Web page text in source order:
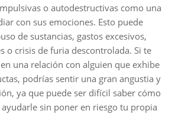
o autodestructivas como una
con sus emociones. Esto puede
de sustancias, gastos excesivos,
o crisis de furia descontrolada. Si te
una relación con alguien que exhibe
podrías sentir una gran angustia y
ya que puede ser difícil saber cómo
sin poner en riesgo tu propia